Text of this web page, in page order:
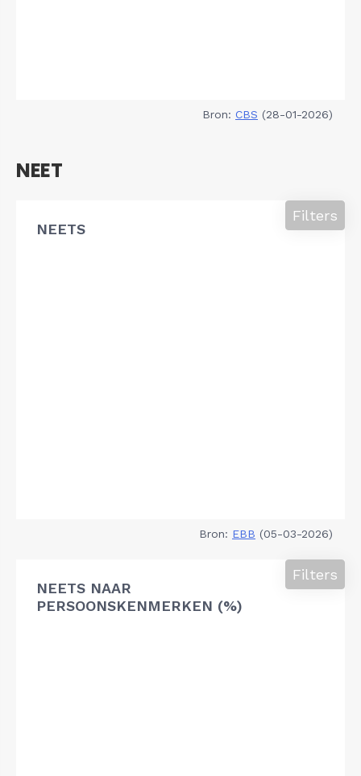
Bron: CBS (28-01-2026)
NEET
NEETS
Filters
Bron: EBB (05-03-2026)
NEETS NAAR
PERSOONSKENMERKEN (%)
Filters